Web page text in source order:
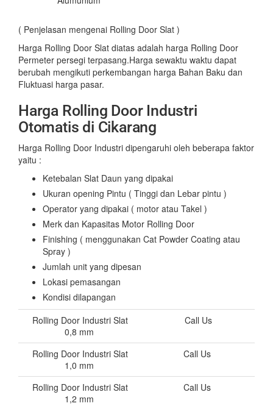
( Penjelasan mengenai Rolling Door Slat )
Harga Rolling Door Slat diatas adalah harga Rolling Door
Permeter persegi terpasang.Harga sewaktu waktu dapat
berubah mengikuti perkembangan harga Bahan Baku dan
Fluktuasi harga pasar.
Harga Rolling Door Industri
Otomatis di Cikarang
Harga Rolling Door Industri dipengaruhi oleh beberapa faktor
yaitu :
Ketebalan Slat Daun yang dipakai
Ukuran opening Pintu ( Tinggi dan Lebar pintu )
Operator yang dipakai ( motor atau Takel )
Merk dan Kapasitas Motor Rolling Door
Finishing ( menggunakan Cat Powder Coating atau
Spray )
Jumlah unit yang dipesan
Lokasi pemasangan
Kondisi dilapangan
Rolling Door Industri Slat
0,8 mm
Call Us
Rolling Door Industri Slat
1,0 mm
Call Us
Rolling Door Industri Slat
1,2 mm
Call Us